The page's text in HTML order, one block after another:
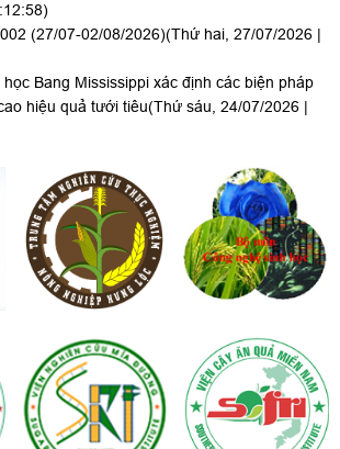
(27/07-02/08/2026)(Thứ hai, 27/07/2026 |
Bang Mississippi xác định các biện pháp
hiệu quả tưới tiêu(Thứ sáu, 24/07/2026 |